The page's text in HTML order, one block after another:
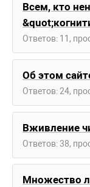
Всем, кто
Ответов: 11,
Об этом
Ответов: 24,
Вживление
Ответов: 38,
Множество